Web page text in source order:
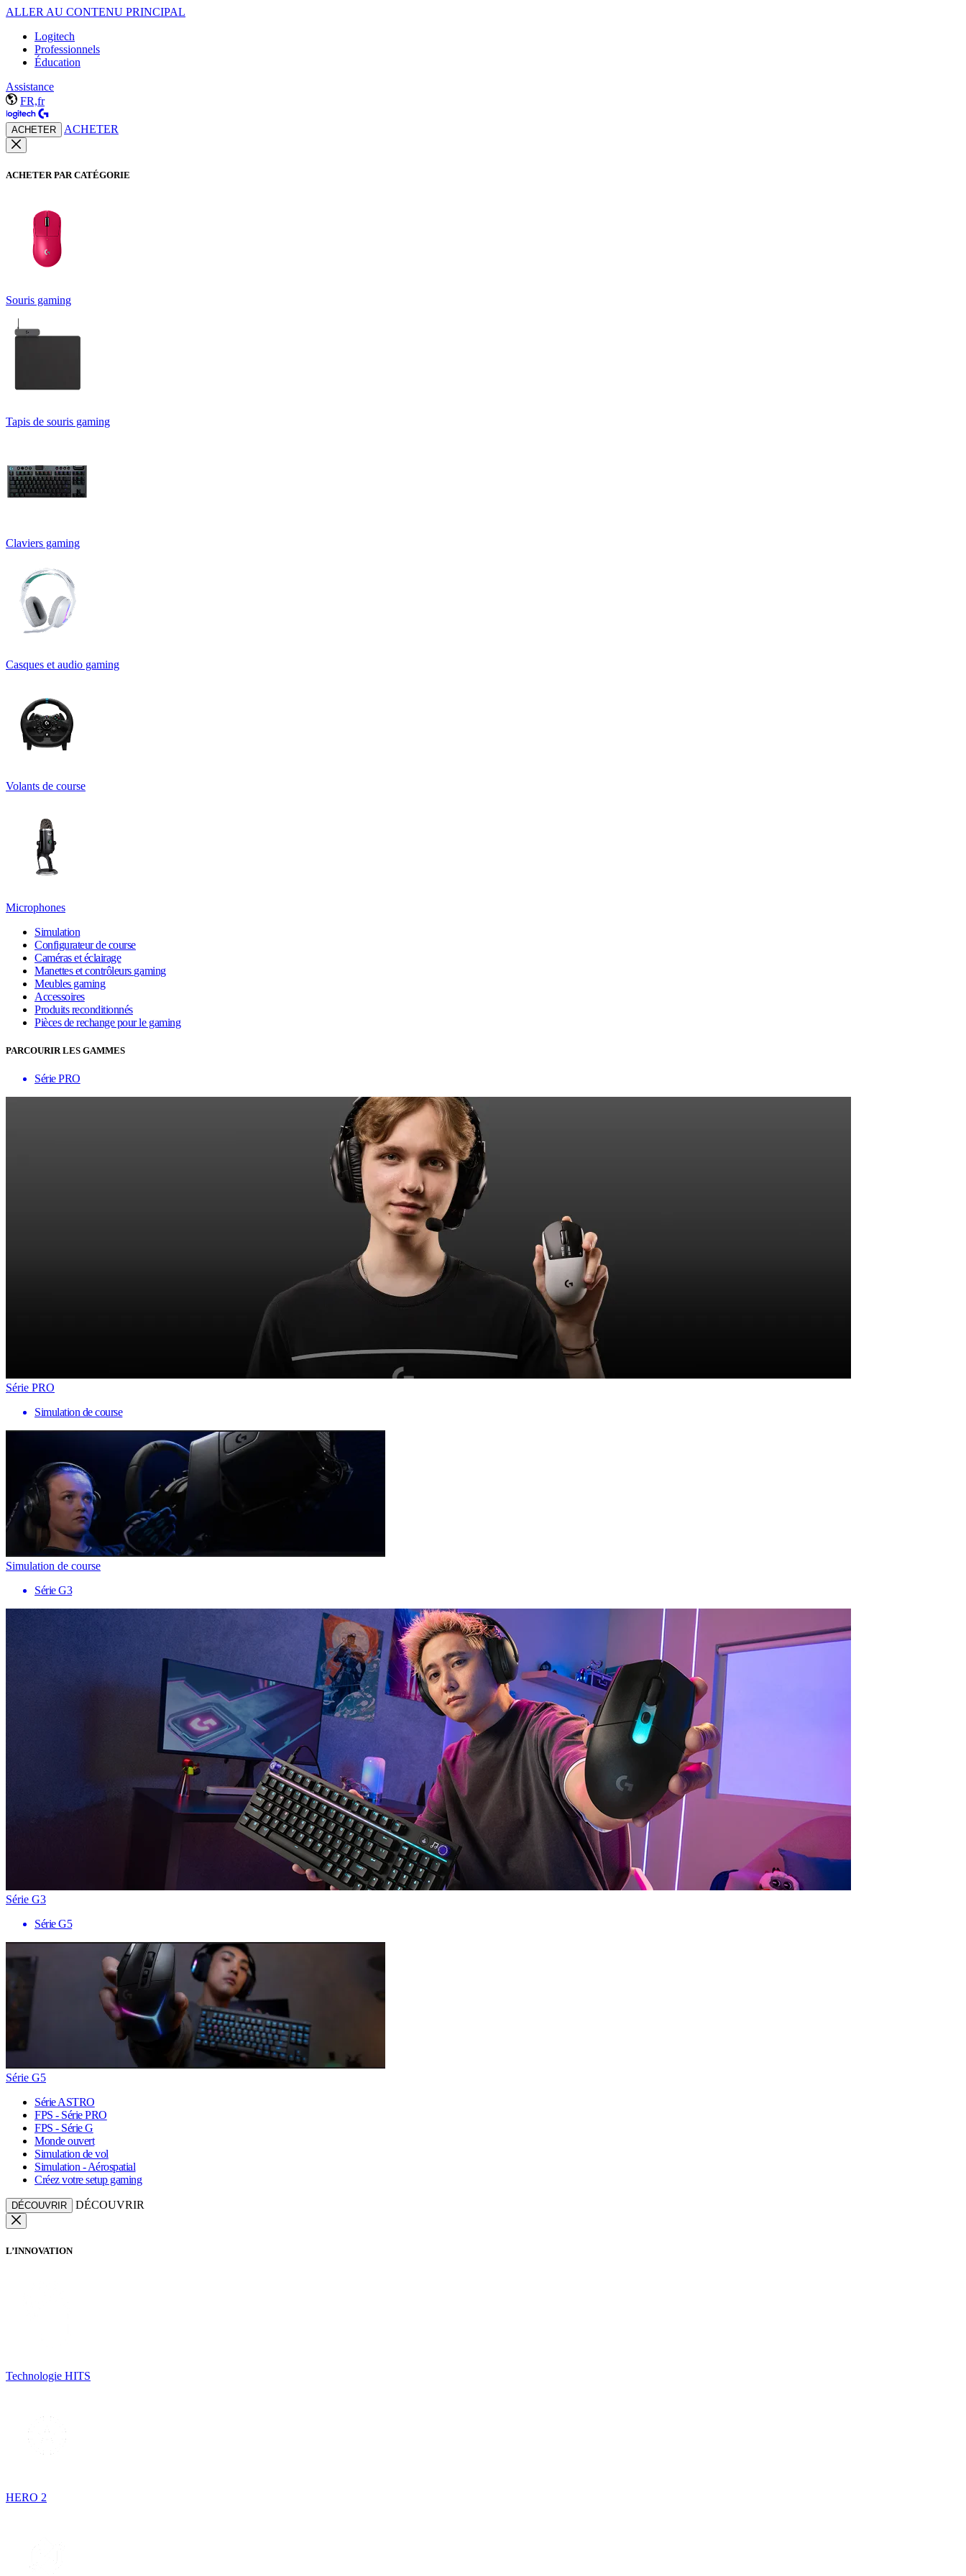
ALLER AU CONTENU PRINCIPAL
Logitech
Professionnels
Éducation
Assistance
FR,fr
ACHETER ACHETER
ACHETER PAR CATÉGORIE
Souris gaming
Tapis de souris gaming
Claviers gaming
Casques et audio gaming
Volants de course
Microphones
Simulation
Configurateur de course
Caméras et éclairage
Manettes et contrôleurs gaming
Meubles gaming
Accessoires
Produits reconditionnés
Pièces de rechange pour le gaming
PARCOURIR LES GAMMES
Série PRO
Série PRO
Simulation de course
Simulation de course
Série G3
Série G3
Série G5
Série G5
Série ASTRO
FPS - Série PRO
FPS - Série G
Monde ouvert
Simulation de vol
Simulation - Aérospatial
Créez votre setup gaming
DÉCOUVRIR DÉCOUVRIR
L’INNOVATION
Technologie HITS
HERO 2